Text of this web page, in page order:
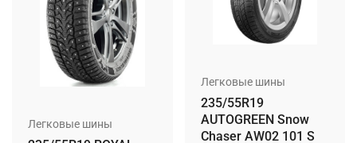
Легковые шины
Легковые шины
235/55R19
AUTOGREEN Snow
Chaser AW02 101 S